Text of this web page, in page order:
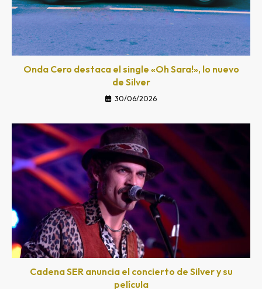
Onda Cero destaca el single «Oh Sara!», lo nuevo
de Silver
30/06/2026
Cadena SER anuncia el concierto de Silver y su
película